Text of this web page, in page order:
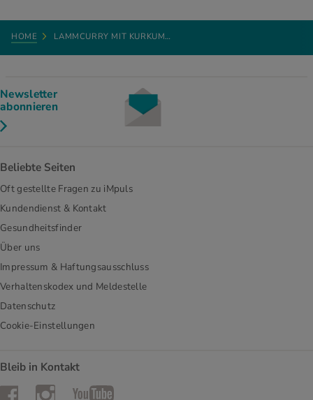
HOME LAMMCURRY MIT KURKUM…
Newsletter
abonnieren
Beliebte Seiten
Oft gestellte Fragen zu iMpuls
Kundendienst & Kontakt
Gesundheitsfinder
Über uns
Impressum & Haftungsausschluss
Verhaltenskodex und Meldestelle
Datenschutz
Cookie-Einstellungen
Bleib in Kontakt
FacebookInstagramYouTube